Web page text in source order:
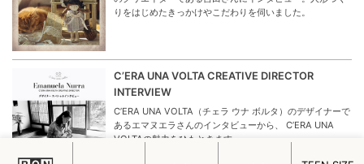
りをはじめたきっかけやこだわりを伺いました。
C’ERA UNA VOLTA CREATIVE DIRECTOR
INTERVIEW
C’ERA UNA VOLTA（チェラ ウナ ボルタ）のデザイナーで
あるエマヌエラさんのインタビューから、 C’ERA UNA
VOLTAの魅力をひもときます。